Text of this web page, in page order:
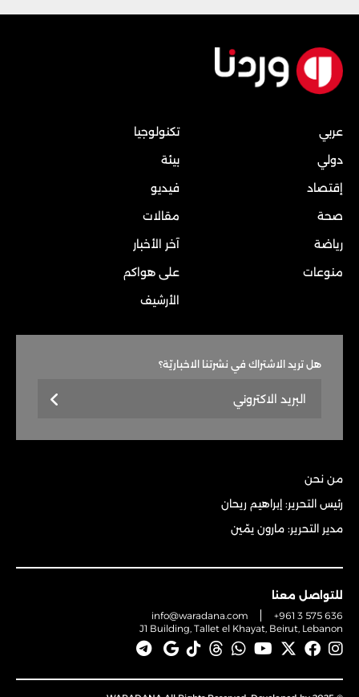
عربي
دولي
إقتصاد
صحة
رياضة
منوعات
تكنولوجيا
بيئة
فيديو
مقالات
آخر الأخبار
على هواكم
الأرشيف
هل تريد الاشتراك في نشرتنا الاخباريّة؟
من نحن
رئيس التحرير: إبراهيم ريحان
مدير التحرير: مارون يمّين
للتواصل معنا
info@waradana.com
+961 3 575 636
J1 Building, Tallet el Khayat, Beirut, Lebanon